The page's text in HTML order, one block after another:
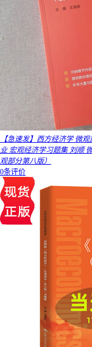
【急速发】西方经济学 微
业 宏观经济学习题集 刘顺
观部分第八版）
0条评价